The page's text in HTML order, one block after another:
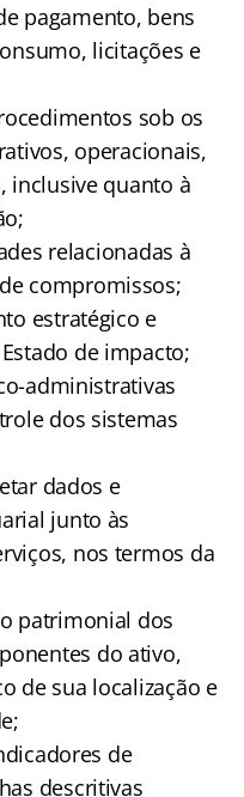
pagamento, bens
licitações e
sob os
operacionais,
inclusive quanto à
relacionadas à
compromissos;
estratégico e
de impacto;
administrativas
dos sistemas
dados e
junto às
nos termos da
patrimonial dos
do ativo,
de sua localização e
de
descritivas